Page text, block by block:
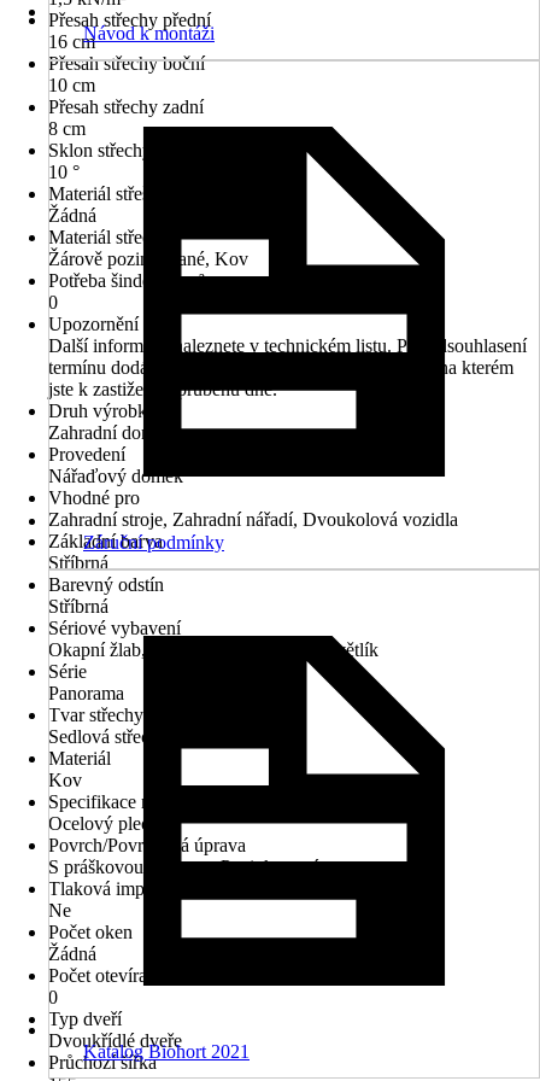
Přesah střechy přední
16 cm
Přesah střechy boční
10 cm
Přesah střechy zadní
8 cm
Sklon střechy
10 °
Materiál střešní krytiny
Žádná
Materiál střechy
Žárově pozinkované, Kov
Potřeba šindelů v m²
0
Upozornění
Další informace naleznete v technickém listu. Pro odsouhlasení
termínu dodání prosím uveďte Vaše telefonní číslo, na kterém
jste k zastižení v průběhu dne.
Druh výrobku
Zahradní domek
Provedení
Nářaďový domek
Vhodné pro
Zahradní stroje, Zahradní nářadí, Dvoukolová vozidla
Základní barva
Stříbrná
Barevný odstín
Stříbrná
Sériové vybavení
Okapní žlab, Regálový set, Větrání, Světlík
Série
Panorama
Tvar střechy
Sedlová střecha
Materiál
Kov
Specifikace materiálu
Ocelový plech
Povrch/Povrchová úprava
S práškovou úpravou, Pozinkované
Tlaková impregnace
Ne
Počet oken
Žádná
Počet otevíratelných oken
0
Typ dveří
Dvoukřídlé dveře
Průchozí šířka
Návod k montáži
Záruční podmínky
Katalog Biohort 2021